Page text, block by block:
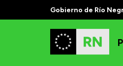
Gobierno de Río